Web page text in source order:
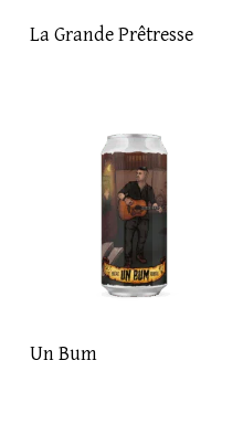
LIRE LA SUITE
La Grande Prêtresse
Un Bum